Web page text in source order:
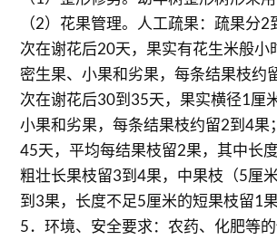
（2）花果管理。人工疏果：疏果分
次在谢花后20天，果实有花生米般小
密生果、小果和劣果，每条结果枝约
次在谢花后30到35天，果实横径1厘
小果和劣果，每条结果枝约留2到4果
45天，平均每结果枝留2果，其中长
粗壮长果枝留3到4果，中果枝（5厘
到3果，长度不足5厘米的短果枝留1果
5．环境、安全要求：农药、化肥等